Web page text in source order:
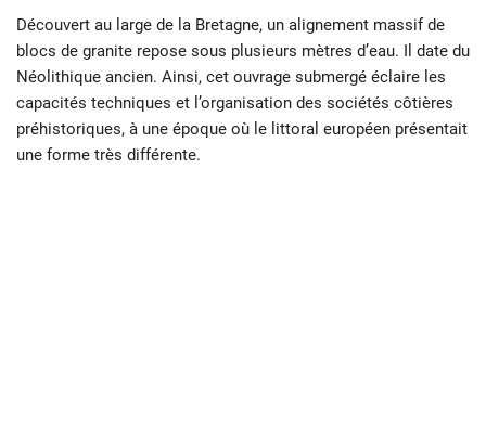
Découvert au large de la Bretagne, un alignement massif de
blocs de granite repose sous plusieurs mètres d’eau. Il date du
Néolithique ancien. Ainsi, cet ouvrage submergé éclaire les
capacités techniques et l’organisation des sociétés côtières
préhistoriques, à une époque où le littoral européen présentait
une forme très différente.